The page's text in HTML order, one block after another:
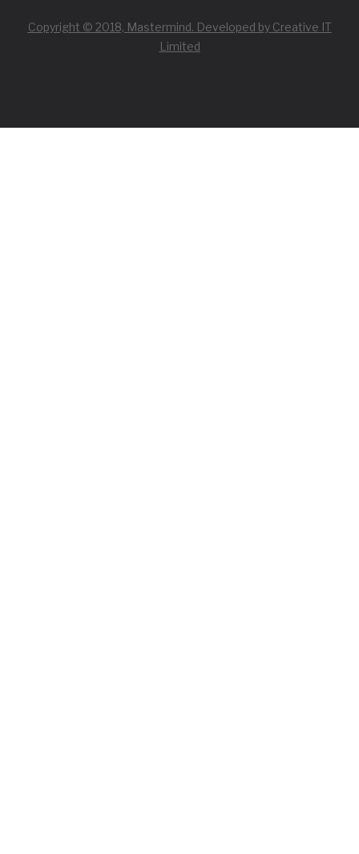
Copyright © 2018, Mastermind. Developed by Creative IT
Limited